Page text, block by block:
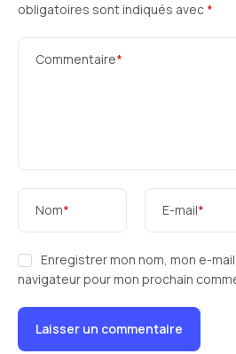
obligatoires sont indiqués avec *
Commentaire*
Nom* E-mail*
Enregistrer mon nom, mon e-
navigateur pour mon prochain